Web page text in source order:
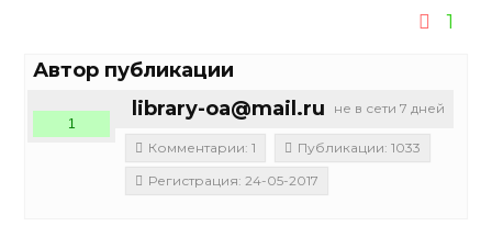
1
Автор публикации
не в сети 7 дней
library-oa@mail.ru
1
Комментарии: 1
Публикации: 1033
Регистрация: 24-05-2017